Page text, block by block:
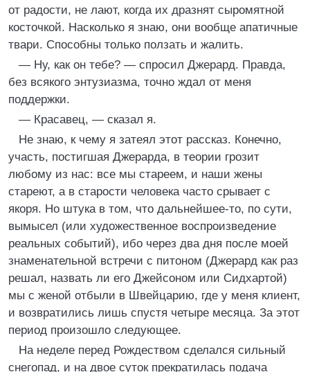
от радости, не лают, когда их дразнят сыромятной
косточкой. Насколько я знаю, они вообще апатичные
твари. Способны только ползать и жалить.
— Ну, как он тебе? — спросил Джерард. Правда,
без всякого энтузиазма, точно ждал от меня
поддержки.
— Красавец, — сказал я.
Не знаю, к чему я затеял этот рассказ. Конечно,
участь, постигшая Джерарда, в теории грозит
любому из нас: все мы стареем, и наши жены
стареют, а в старости человека часто срывает с
якоря. Но штука в том, что дальнейшее-то, по сути,
вымысел (или художественное воспроизведение
реальных событий), ибо через два дня после моей
знаменательной встречи с питоном (Джерард как раз
решал, назвать ли его Джейсоном или Сидхартой)
мы с женой отбыли в Швейцарию, где у меня клиент,
и возвратились лишь спустя четыре месяца. За этот
период произошло следующее.
На неделе перед Рождеством сделался сильный
снегопад, и на двое суток прекратилась подача